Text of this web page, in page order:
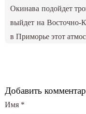
Окинава подойдет
выйдет на Восточно-
в Приморье этот
Добавить
Имя *